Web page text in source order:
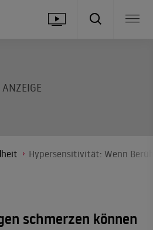
Hypersensitivität: Wenn
schmerzen können